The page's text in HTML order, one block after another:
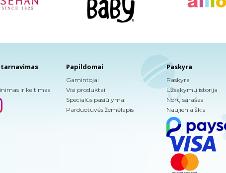
ir keitimas
Papildomai
Gamintojai
Visi produktai
Specialūs pasiūlymai
Parduotuvės žemėlapis
Paskyra
Paskyra
Užsakymų istorija
Norų sąrašas
Naujienlaiškis